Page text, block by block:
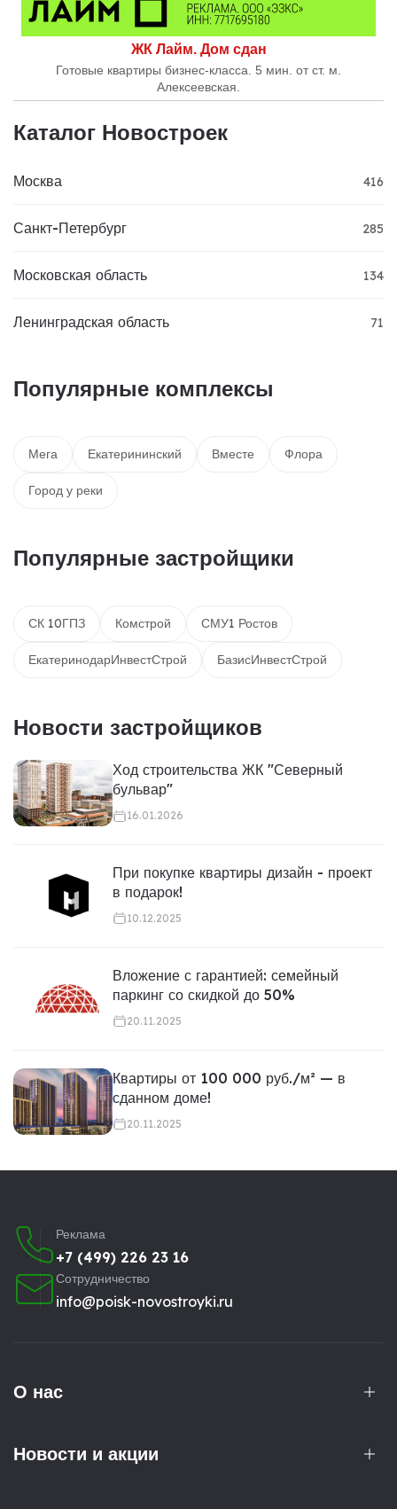
ЖК Лайм. Дом сдан
Готовые квартиры бизнес-класса. 5 мин. от ст. м.
Алексеевская.
Каталог Новостроек
Москва 416
Санкт-Петербург 285
Московская область 134
Ленинградская область 71
Популярные комплексы
Мега Екатерининский Вместе Флора
Город у реки
Популярные застройщики
СК 10ГПЗ Комстрой СМУ1 Ростов
ЕкатеринодарИнвестСтрой БазисИнвестСтрой
Новости застройщиков
Ход строительства ЖК "Северный
бульвар"
16.01.2026
При покупке квартиры дизайн - проект
в подарок!
10.12.2025
Вложение с гарантией: семейный
паркинг со скидкой до 50%
20.11.2025
Квартиры от 100 000 руб./м² — в
сданном доме!
20.11.2025
Реклама
+7 (499) 226 23 16
Сотрудничество
info@poisk-novostroyki.ru
О нас
Новости и акции